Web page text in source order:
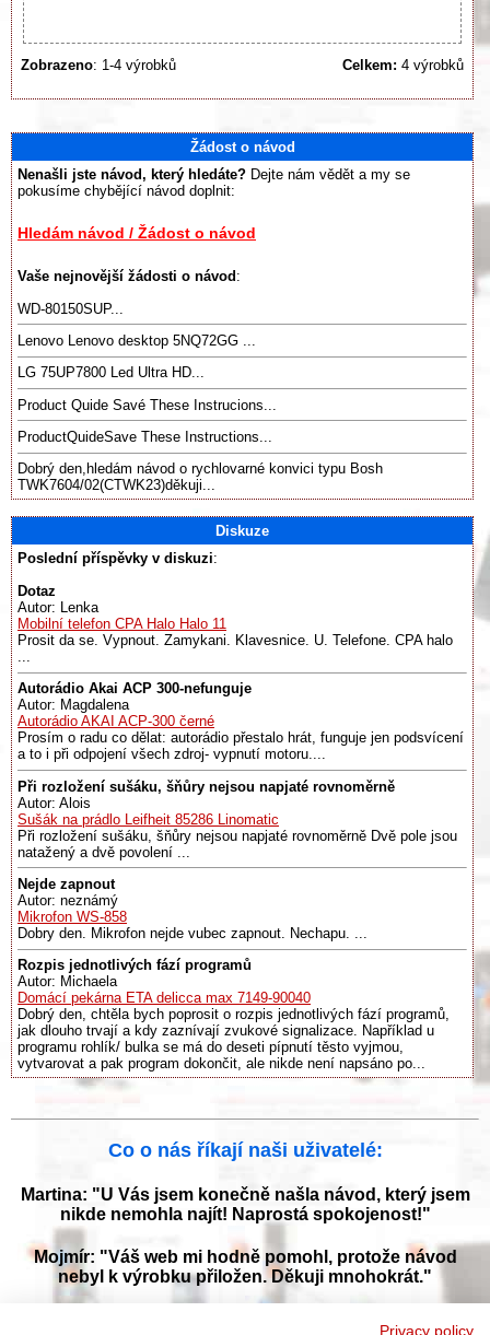
Zobrazeno: 1-4 výrobků Celkem: 4 výrobků
Žádost o návod
Nenašli jste návod, který hledáte? Dejte nám vědět a my se
pokusíme chybějící návod doplnit:
Hledám návod / Žádost o návod
Vaše nejnovější žádosti o návod :
WD-80150SUP...
Lenovo Lenovo desktop 5NQ72GG ...
LG 75UP7800 Led Ultra HD...
Product Quide Savé These Instrucions...
ProductQuideSave These Instructions...
Dobrý den,hledám návod o rychlovarné konvici typu Bosh
TWK7604/02(CTWK23)děkuji...
Diskuze
Poslední příspěvky v diskuzi:
Dotaz
Autor: Lenka
Mobilní telefon CPA Halo Halo 11
Prosit da se. Vypnout. Zamykani. Klavesnice. U. Telefone. CPA halo
...
Autorádio Akai ACP 300-nefunguje
Autor: Magdalena
Autorádio AKAI ACP-300 černé
Prosím o radu co dělat: autorádio přestalo hrát, funguje jen podsvícení
a to i při odpojení všech zdroj- vypnutí motoru....
Při rozložení sušáku, šňůry nejsou napjaté rovnoměrně
Autor: Alois
Sušák na prádlo Leifheit 85286 Linomatic
Při rozložení sušáku, šňůry nejsou napjaté rovnoměrně Dvě pole jsou
natažený a dvě povolení ...
Nejde zapnout
Autor: neznámý
Mikrofon WS-858
Dobry den. Mikrofon nejde vubec zapnout. Nechapu. ...
Rozpis jednotlivých fází programů
Autor: Michaela
Domácí pekárna ETA delicca max 7149-90040
Dobrý den, chtěla bych poprosit o rozpis jednotlivých fází programů,
jak dlouho trvají a kdy zaznívají zvukové signalizace. Například u
programu rohlík/ bulka se má do deseti pípnutí těsto vyjmou,
vytvarovat a pak program dokončit, ale nikde není napsáno po...
Co o nás říkají naši uživatelé:
Martina: "U Vás jsem konečně našla návod, který jsem
nikde nemohla najít! Naprostá spokojenost!"
Mojmír: "Váš web mi hodně pomohl, protože návod
nebyl k výrobku přiložen. Děkuji mnohokrát."
Privacy policy